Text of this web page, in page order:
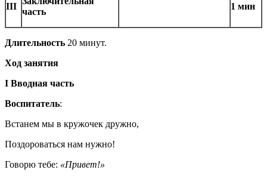
III
часть
1 мин
Длительность 20 минут.
Ход занятия
I Вводная часть
Воспитатель:
Встанем мы в кружочек дружно,
Поздороваться нам нужно!
Говорю тебе: «Привет!»